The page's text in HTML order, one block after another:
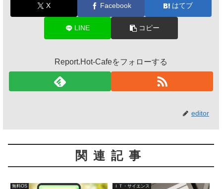
X Facebook はてブ
LINE コピー
Report.Hot-Cafeをフォローする
editor
関連記事
無料OS ＩＴ・サイエンス